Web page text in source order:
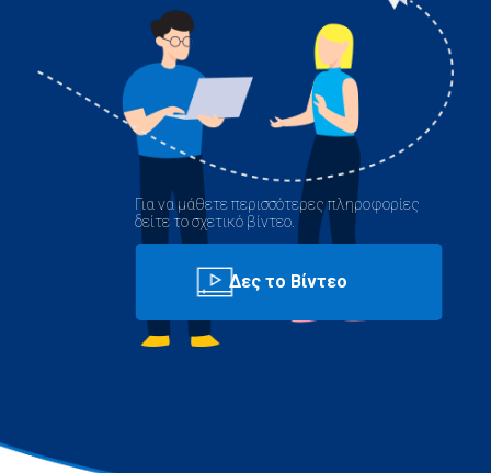
Για να μάθετε περισσότερες πληροφορίες
δείτε το σχετικό βίντεο.